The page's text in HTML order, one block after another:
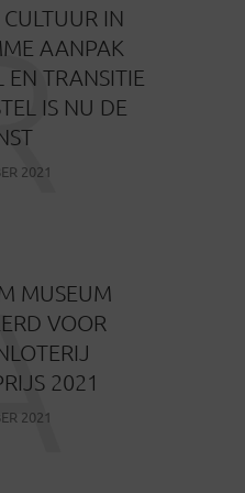
IN
AANPAK
EN TRANSITIE
IS NU DE
2021
MUSEUM
VOOR
2021
2021